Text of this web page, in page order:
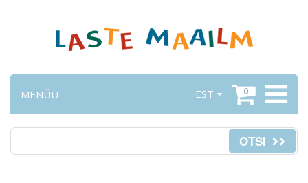
EST 0
MENÜÜ
OTSI